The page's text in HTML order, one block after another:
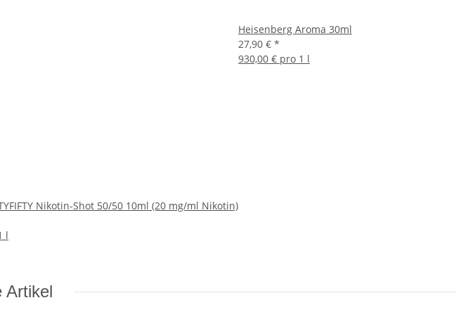
Nikotin-Shot 50/50 10ml (20 mg/ml Nikotin)
l
Heisenberg Aroma 30ml
27,90 € *
930,00 € pro 1 l
Artikel